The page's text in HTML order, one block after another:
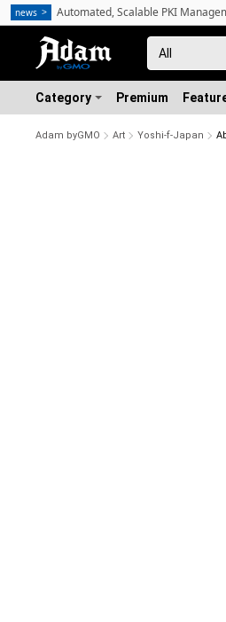
Category Premium
Adam byGMO Art Yoshi-f-Japan
news Automated, Scalable PKI